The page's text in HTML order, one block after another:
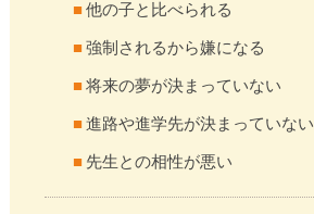
他の子と比べられる
強制されるから嫌になる
将来の夢が決まっていない
進路や進学先が決まっていない
先生との相性が悪い